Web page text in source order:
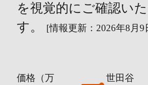
を視覚的にご確認い
す。
[情報更新：2026年8月9
価格（万
世田谷